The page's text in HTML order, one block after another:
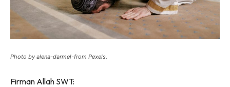
Photo by alena-darmel-from Pexels.
Firman Allah SWT: